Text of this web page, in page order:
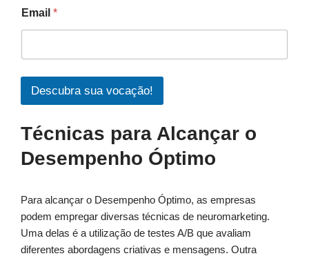
Email *
Descubra sua vocação!
Técnicas para Alcançar o
Desempenho Óptimo
Para alcançar o Desempenho Óptimo, as empresas
podem empregar diversas técnicas de neuromarketing.
Uma delas é a utilização de testes A/B que avaliam
diferentes abordagens criativas e mensagens. Outra